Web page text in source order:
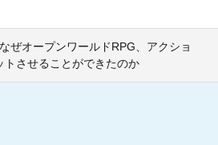
ぜオープンワールドRPG、アクショ
トさせることができたのか